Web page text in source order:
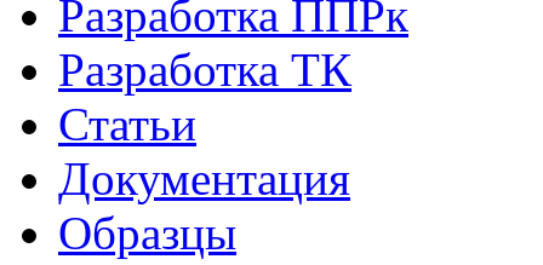
Разработка ППРк
Разработка ТК
Статьи
Документация
Образцы